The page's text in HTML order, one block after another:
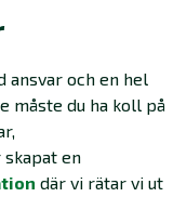
ansvar och en hel
måste du ha koll på
en
där vi rätar vi ut